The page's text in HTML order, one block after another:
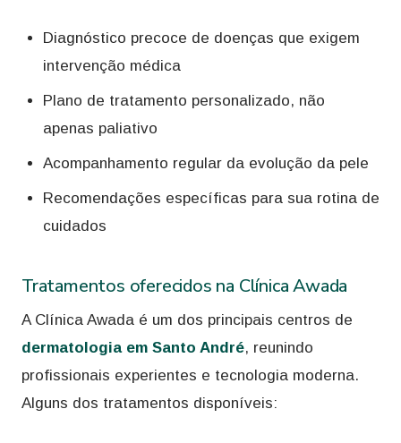
Diagnóstico precoce de doenças que exigem
intervenção médica
Plano de tratamento personalizado, não
apenas paliativo
Acompanhamento regular da evolução da pele
Recomendações específicas para sua rotina de
cuidados
Tratamentos oferecidos na Clínica Awada
A Clínica Awada é um dos principais centros de
dermatologia em Santo André, reunindo
profissionais experientes e tecnologia moderna.
Alguns dos tratamentos disponíveis: